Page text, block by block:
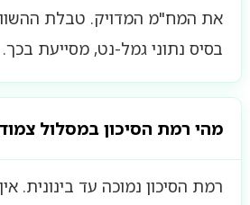
את המח"מ המדויק. טבלת
בסיס נתוני גמל-נט, מסייעת בכך.
מהי רמת הסיכון במסלול צמוד
רמת הסיכון נמוכה עד בינונית.